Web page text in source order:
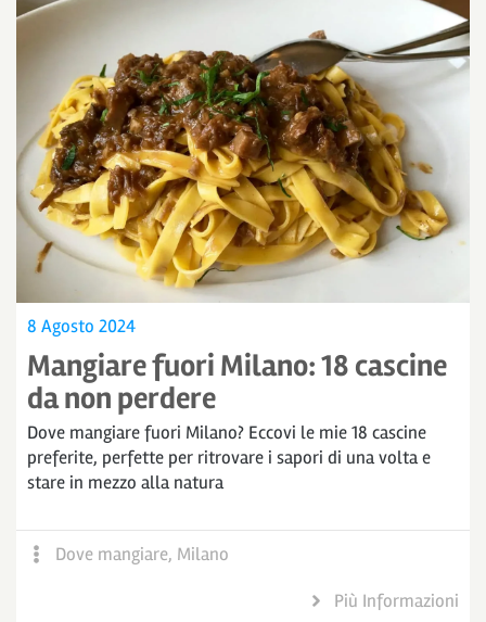
8 Agosto 2024
Mangiare fuori Milano: 18 cascine
da non perdere
Dove mangiare fuori Milano? Eccovi le mie 18 cascine
preferite, perfette per ritrovare i sapori di una volta e
stare in mezzo alla natura
Dove mangiare, Milano
Più Informazioni